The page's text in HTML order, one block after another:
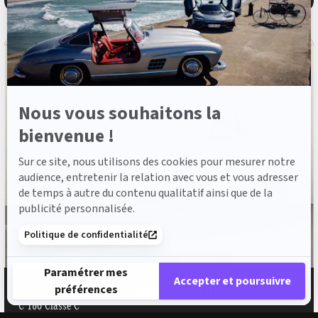
Axeptio
Nous vous souhaitons la
bienvenue !
Sur ce site, nous utilisons des cookies pour mesurer notre
audience, entretenir la relation avec vous et vous adresser
de temps à autre du contenu qualitatif ainsi que de la
publicité personnalisée.
Politique de confidentialité
Paramétrer mes
préférences
Accepter et poursuivre
Plateforme de Gestion du Consentement : Personnalisez vos
MERCEDES-BENZ Classe C Berline
C 180 Classe C